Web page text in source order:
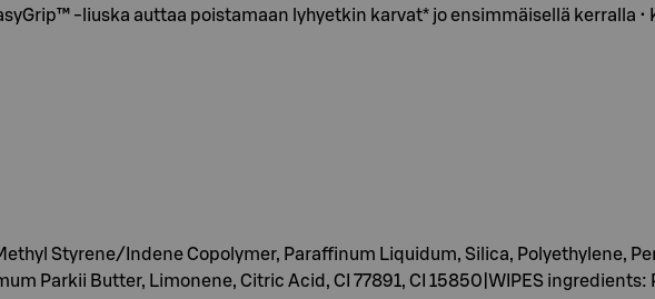
-liuska auttaa poistamaan lyhyetkin karvat* jo ensimmäisellä kerralla •
Styrene/Indene Copolymer, Paraffinum Liquidum, Silica, Polyethylene,
Parkii Butter, Limonene, Citric Acid, CI 77891, CI 15850|WIPES